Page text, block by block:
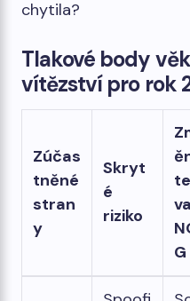
chytila?
Tlakové body
vítězství pro rok
Zúčas
tněné
stran
y
Skryt
é
riziko
G